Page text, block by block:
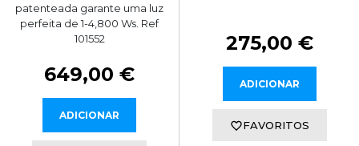
patenteada garante uma luz
perfeita de 1-4,800 Ws. Ref
101552
649,00 €
ADICIONAR
275,00 €
ADICIONAR
FAVORITOS